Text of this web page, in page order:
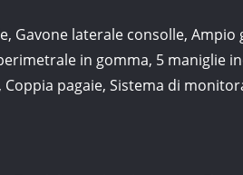
Gavone laterale consolle, Ampio
in gomma, 5 maniglie
pagaie, Sistema di